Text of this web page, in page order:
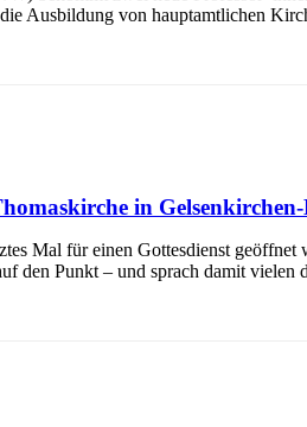
Ausbildung von hauptamtlichen
in
Mal für einen Gottesdienst
den Punkt – und sprach damit vielen